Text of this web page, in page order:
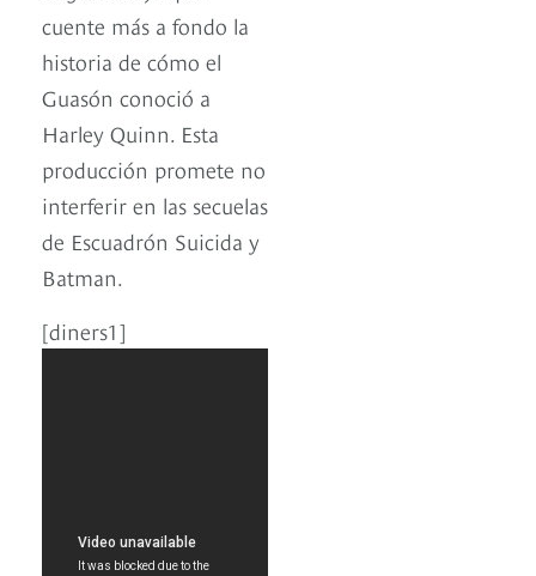
cuente más a fondo la
historia de cómo el
Guasón conoció a
Harley Quinn. Esta
producción promete no
interferir en las secuelas
de Escuadrón Suicida y
Batman.
[diners1]